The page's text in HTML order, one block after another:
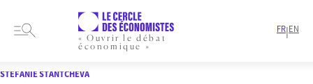
« Ouvrir le débat
économique »
FR|EN
STEFANIE STANTCHEVA